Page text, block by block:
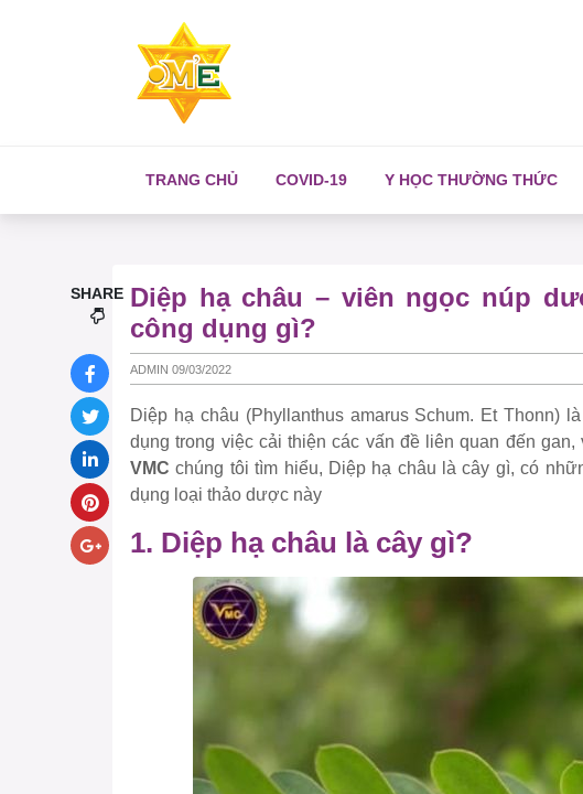
TRANG CHỦ COVID-19 Y HỌC THƯỜNG THỨC
Diệp hạ châu – viên ngọc núp
công dụng gì?
ADMIN 09/03/2022
Diệp hạ châu (Phyllanthus amarus Schum. Et Thonn)
dụng trong việc cải thiện các vấn đề liên quan đến gan,
VMC chúng tôi tìm hiểu, Diệp hạ châu là cây gì, có
dụng loại thảo dược này
1. Diệp hạ châu là cây gì?
SHARE